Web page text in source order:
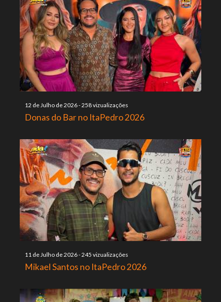
12 de Julho de 2026-258 vizualizações
Donas do Bar no ItaPedro 2026
11 de Julho de 2026-245 vizualizações
Mikael Santos no ItaPedro 2026